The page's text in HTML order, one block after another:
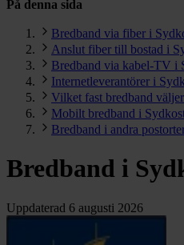
På denna sida
Bredband via fiber i
Anslut fiber till bostad i
Bredband via kabel-TV i
Internetleverantörer i
Vilket fast bredband
Mobilt bredband i
Bredband i andra
Bredband i
Uppdaterad 6 augusti 2026